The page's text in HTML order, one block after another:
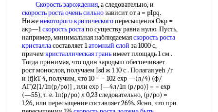
Скорость зарождения, а следовательно, и
скорость ростаочень сильнозависит от а = pIpq.
Ниженекоторого критическогопересыщения Окр =
акр—1скорость ростапо существу равна нулю. Пусть,
например, минимальная наблюдаемаяскорость роста
кристалласоставляет 1атомный слой за 1000 с,
причемкристаллическая граньимеет площадь 1 см .
Тогда принимая, что один зародыш обеспечивает
рост монослоя, получаем Isd ж 1 10 с . Полагая yeh /г
и (fjkT 4, получим, что 10 = = 102 ехр —(л/4) (ф/
АГ)2[1/1п(р/ро)] , или ехр [—4л/1п (р/ро)] = = ехр
(—55), т. е. 1п(р/ро) л 0,23 следовательно, (р/ро) =
1,26, или пересыщение составляет 26%. Ясно, что при